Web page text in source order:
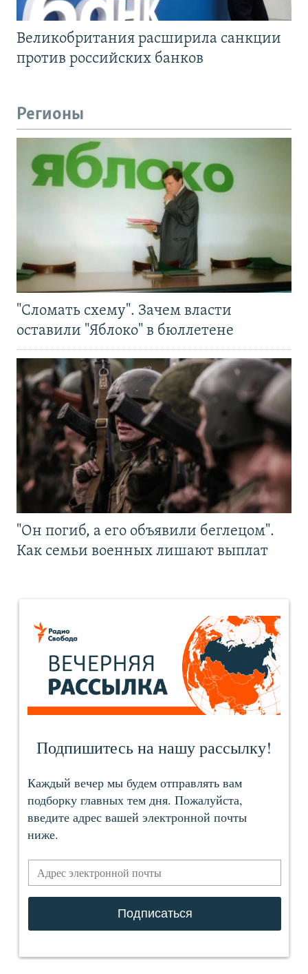
Великобритания расширила санкции
против российских банков
Регионы
"Сломать схему". Зачем власти
оставили "Яблоко" в бюллетене
"Он погиб, а его объявили беглецом".
Как семьи военных лишают выплат